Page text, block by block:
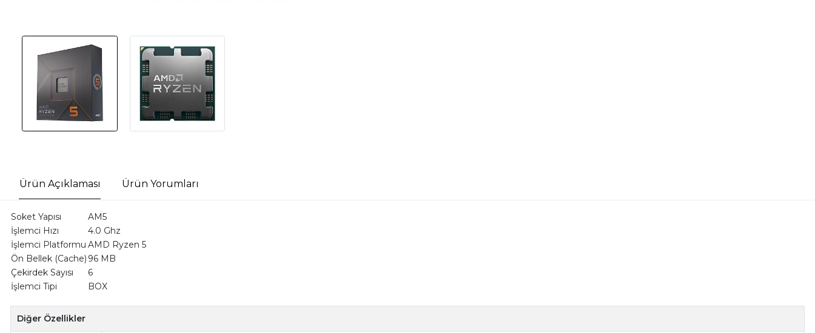
Ürün Açıklaması Ürün Yorumları
Soket Yapısı
AM5
İşlemci Hızı
4.0 Ghz
İşlemci Platformu AMD Ryzen 5
Ön Bellek (Cache) 96 MB
Çekirdek Sayısı
6
İşlemci Tipi
BOX
Diğer Özellikler